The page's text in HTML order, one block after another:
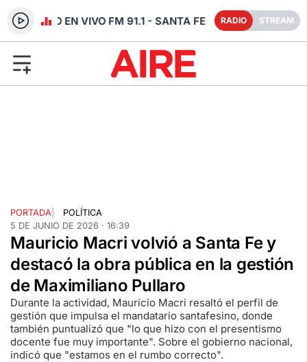
RADIO EN VIVO FM 91.1 - SANTA FE RADIO STREAM
PORTADA
POLÍTICA
5 DE JUNIO DE 2026 · 16:39
Mauricio Macri volvió a Santa Fe y
destacó la obra pública en la gestión
de Maximiliano Pullaro
Durante la actividad, Mauricio Macri resaltó el perfil de
gestión que impulsa el mandatario santafesino, donde
también puntualizó que "lo que hizo con el presentismo
docente fue muy importante". Sobre el gobierno nacional,
indicó que "estamos en el rumbo correcto".